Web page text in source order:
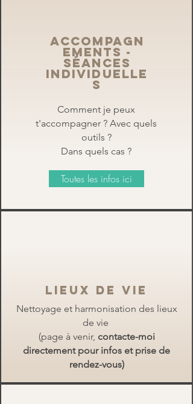
Accompagn
ements -
séances
individuelle
s
Comment je peux
t'accompagner ? Avec quels
outils ?
Dans quels cas ?
Toutes les infos ici
Lieux de vie
Nettoyage et harmonisation des lieux
de vie
(page à venir, contacte-moi
directement pour infos et prise de
rendez-vous)